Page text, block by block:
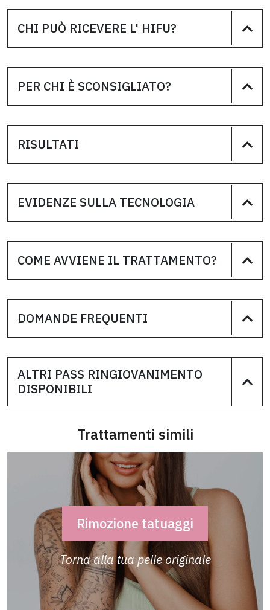
CHI PUÒ RICEVERE L' HIFU?
PER CHI È SCONSIGLIATO?
RISULTATI
EVIDENZE SULLA TECNOLOGIA
COME AVVIENE IL TRATTAMENTO?
DOMANDE FREQUENTI
ALTRI PASS RINGIOVANIMENTO
DISPONIBILI
Trattamenti simili
Rimozione tatuaggi
Torna alla tua pelle originale